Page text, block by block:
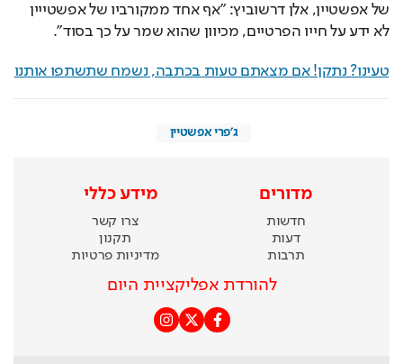
של אפשטיין, אלן דרשוביץ: ״אף אחד ממקורביו של אפשטייין
לא ידע על חייו הפרטיים, מכיוון שהוא שמר על כך בסוד״.
טעינו? נתקן! אם מצאתם טעות בכתבה, נשמח שתשתפו אותנו
ג'פרי אפשטיין
מדורים
חדשות
דעות
תרבות
מידע כללי
צרו קשר
תקנון
מדיניות פרטיות
להורדת אפליקציית היום